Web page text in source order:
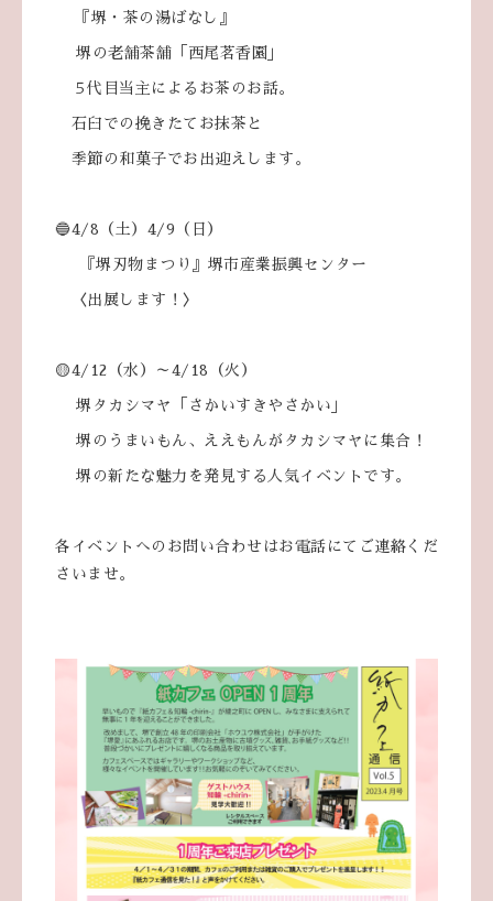
『堺・茶の湯ばなし』
堺の老舗茶舗「西尾茗香園」
５代目当主によるお茶のお話。
石臼での挽きたてお抹茶と
季節の和菓子でお出迎えします。
🔵4/8（土）4/9（日）
『堺刃物まつり』堺市産業振興センター
〈出展します！〉
🟡4/12（水）～4/18（火）
堺タカシマヤ「さかいすきやさかい」
堺のうまいもん、ええもんがタカシマヤに集合！
堺の新たな魅力を発見する人気イベントです。
各イベントへのお問い合わせはお電話にてご連絡くだ
さいませ。